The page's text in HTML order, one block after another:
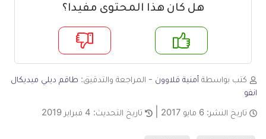
هل كان هذا المحتوى مفيدا؟
لا
كتب بواسطة أمنية قلاوون - المراجعة والتدقيق: طاقم ديلي ميديكال
انفو
تاريخ النشر: 6 مايو 2017 تاريخ التحديث: 4 فبراير 2019